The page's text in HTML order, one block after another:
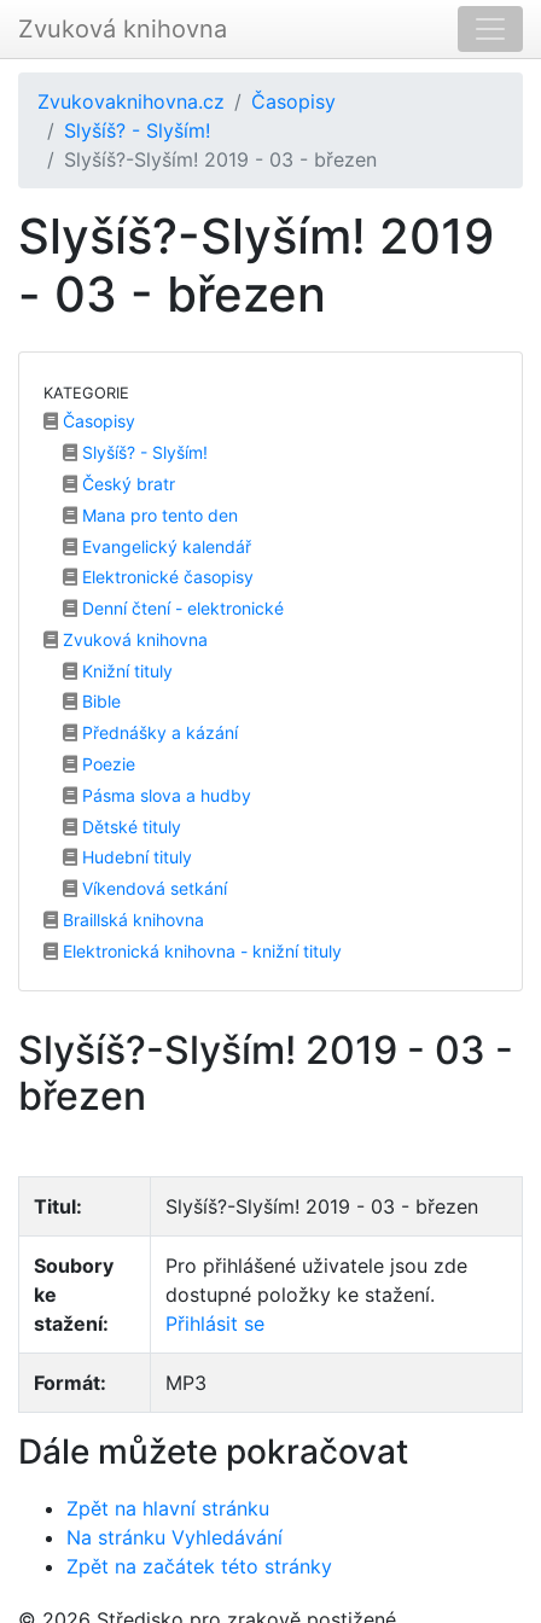
Zvuková knihovna
Zvukovaknihovna.cz
Časopisy
Slyšíš? - Slyším!
Slyšíš?-Slyším! 2019 - 03 - březen
Slyšíš?-Slyším! 2019
- 03 - březen
KATEGORIE
Časopisy
Slyšíš? - Slyším!
Český bratr
Mana pro tento den
Evangelický kalendář
Elektronické časopisy
Denní čtení - elektronické
Zvuková knihovna
Knižní tituly
Bible
Přednášky a kázání
Poezie
Pásma slova a hudby
Dětské tituly
Hudební tituly
Víkendová setkání
Braillská knihovna
Elektronická knihovna - knižní tituly
Slyšíš?-Slyším! 2019 - 03 -
březen
Titul: Slyšíš?-Slyším! 2019 - 03 - březen
Soubory
ke
stažení:
Pro přihlášené uživatele jsou zde
dostupné položky ke stažení.
Přihlásit se
Formát: MP3
Dále můžete pokračovat
Zpět na hlavní stránku
Na stránku Vyhledávání
Zpět na začátek této stránky